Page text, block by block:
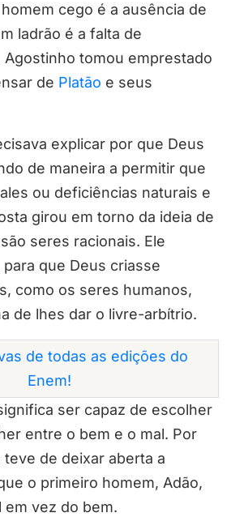
cego é a ausência de
ladrão é a falta de
tomou emprestado
de Platão e seus
explicar por que Deus
de maneira a permitir que
ou deficiências naturais e
girou em torno da ideia de
seres racionais. Ele
que Deus criasse
como os seres humanos,
de lhes dar o livre-arbítrio.
de todas as edições do
Enem!
ser capaz de escolher
entre o bem e o mal. Por
teve de deixar aberta a
o primeiro homem, Adão,
em vez do bem.